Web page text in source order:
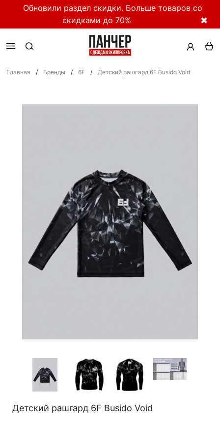
Обновили раздел скидки. Больше товаров со
скидками до 70%
✖
Главная / Бренды / 6F / Детский рашгард 6F Busido Void
Детский рашгард 6F Busido Void